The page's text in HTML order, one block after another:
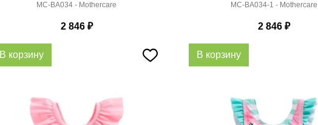
MC-BA034 - Mothercare
2 846₽
В корзину
MC-BA034-1 - Mothercare
2 846₽
В корзину